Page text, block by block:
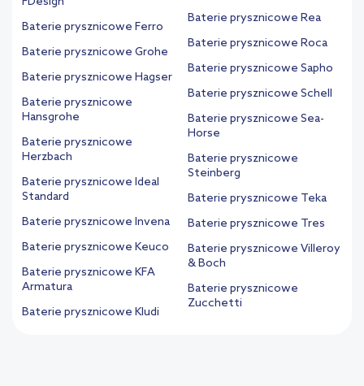
Baterie prysznicowe Ferro
Baterie prysznicowe Grohe
Baterie prysznicowe Hagser
Baterie prysznicowe
Hansgrohe
Baterie prysznicowe
Herzbach
Baterie prysznicowe Ideal
Standard
Baterie prysznicowe Invena
Baterie prysznicowe Keuco
Baterie prysznicowe KFA
Armatura
Baterie prysznicowe Kludi
Baterie prysznicowe Rea
Baterie prysznicowe Roca
Baterie prysznicowe Sapho
Baterie prysznicowe Schell
Baterie prysznicowe Sea-
Horse
Baterie prysznicowe
Steinberg
Baterie prysznicowe Teka
Baterie prysznicowe Tres
Baterie prysznicowe Villeroy
& Boch
Baterie prysznicowe
Zucchetti